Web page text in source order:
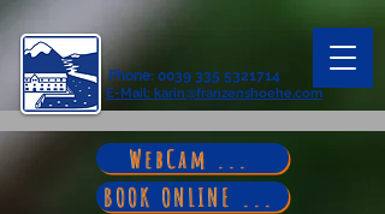
Phone: 0039 335 5321714
E-Mail: karin@franzenshoehe.com
WebCam ...
BOOK ONLINE ...